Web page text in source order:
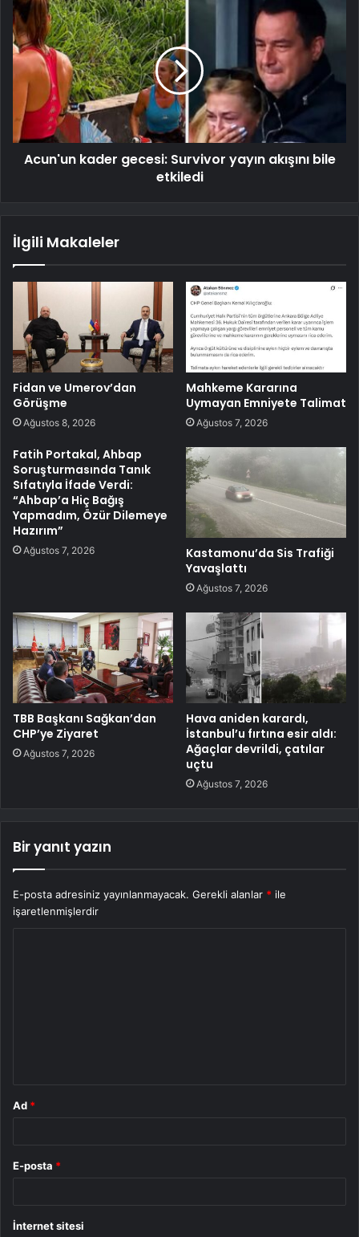
Acun'un kader gecesi: Survivor yayın akışını bile
etkiledi
İlgili Makaleler
Fidan ve Umerov’dan
Görüşme
Ağustos 8, 2026
Mahkeme Kararına
Uymayan Emniyete Talimat
Ağustos 7, 2026
Fatih Portakal, Ahbap
Soruşturmasında Tanık
Sıfatıyla İfade Verdi:
“Ahbap’a Hiç Bağış
Yapmadım, Özür Dilemeye
Hazırım”
Ağustos 7, 2026
Kastamonu’da Sis Trafiği
Yavaşlattı
Ağustos 7, 2026
TBB Başkanı Sağkan’dan
CHP’ye Ziyaret
Ağustos 7, 2026
Hava aniden karardı,
İstanbul’u fırtına esir aldı:
Ağaçlar devrildi, çatılar
uçtu
Ağustos 7, 2026
Bir yanıt yazın
E-posta adresiniz yayınlanmayacak. Gerekli alanlar * ile
işaretlenmişlerdir
Ad *
E-posta *
İnternet sitesi